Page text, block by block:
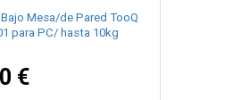
Mesa/de Pared TooQ
para PC/ hasta 10kg
€